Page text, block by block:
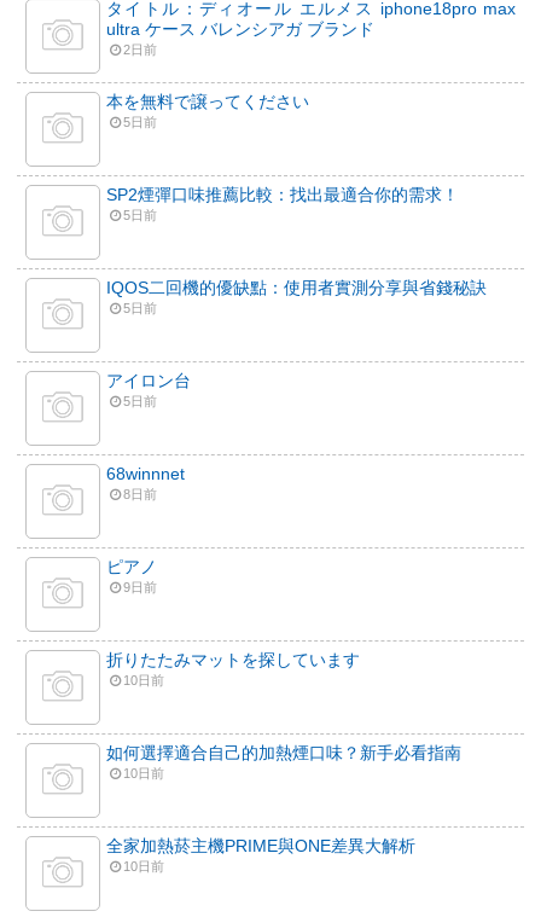
タイトル：ディオール エルメス iphone18pro max
ultra ケース バレンシアガ ブランド
2日前
本を無料で譲ってください
5日前
SP2煙彈口味推薦比較：找出最適合你的需求！
5日前
IQOS二回機的優缺點：使用者實測分享與省錢秘訣
5日前
アイロン台
5日前
68winnnet
8日前
ピアノ
9日前
折りたたみマットを探しています
10日前
如何選擇適合自己的加熱煙口味？新手必看指南
10日前
全家加熱菸主機PRIME與ONE差異大解析
10日前